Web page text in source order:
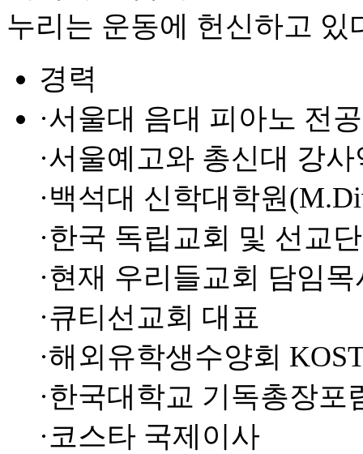
누리는 운동에 헌신하고 있
경력
·서울대 음대 피아노 전공
·서울예고와 총신대 강
·백석대 신학대학원
·한국 독립교회 및 선교
·현재 우리들교회 담임목
·큐티선교회 대표
·해외유학생수양회
·한국대학교 기독총장포
·코스타 국제이사